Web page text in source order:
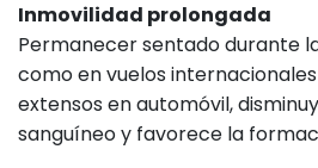
Inmovilidad prolongada
Permanecer sentado durante
como en vuelos internacionales
extensos en automóvil,
sanguíneo y favorece la